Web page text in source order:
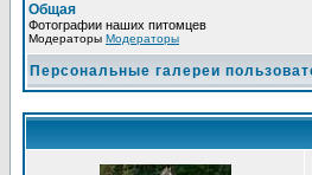
Общая
Фотографии наших питомцев
Модераторы Модераторы
Персональные галереи